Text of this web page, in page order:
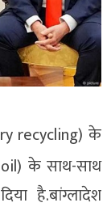
recycling) के
के साथ-साथ
है.बांग्लादेश